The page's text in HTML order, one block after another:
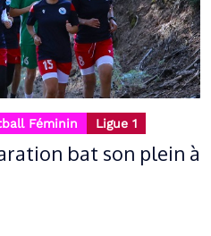
Féminin Ligue 1
bat son plein à